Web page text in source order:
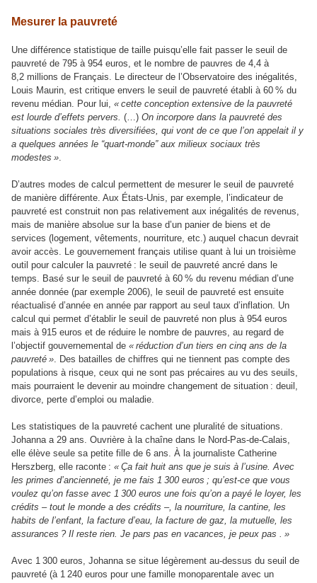
Mesurer la pauvreté
Une différence statistique de taille puisqu’elle fait passer le seuil de
pauvreté de 795 à 954 euros, et le nombre de pauvres de 4,4 à
8,2 millions de Français. Le directeur de l’Observatoire des inégalités,
Louis Maurin, est critique envers le seuil de pauvreté établi à 60 % du
revenu médian. Pour lui, « cette conception extensive de la pauvreté
est lourde d’effets pervers. (…) On incorpore dans la pauvreté des
situations sociales très diversifiées, qui vont de ce que l’on appelait il y
a quelques années le “quart-monde” aux milieux sociaux très
modestes ».
D’autres modes de calcul permettent de mesurer le seuil de pauvreté
de manière différente. Aux États-Unis, par exemple, l’indicateur de
pauvreté est construit non pas relativement aux inégalités de revenus,
mais de manière absolue sur la base d’un panier de biens et de
services (logement, vêtements, nourriture, etc.) auquel chacun devrait
avoir accès. Le gouvernement français utilise quant à lui un troisième
outil pour calculer la pauvreté : le seuil de pauvreté ancré dans le
temps. Basé sur le seuil de pauvreté à 60 % du revenu médian d’une
année donnée (par exemple 2006), le seuil de pauvreté est ensuite
réactualisé d’année en année par rapport au seul taux d’inflation. Un
calcul qui permet d’établir le seuil de pauvreté non plus à 954 euros
mais à 915 euros et de réduire le nombre de pauvres, au regard de
l’objectif gouvernemental de « réduction d’un tiers en cinq ans de la
pauvreté ». Des batailles de chiffres qui ne tiennent pas compte des
populations à risque, ceux qui ne sont pas précaires au vu des seuils,
mais pourraient le devenir au moindre changement de situation : deuil,
divorce, perte d’emploi ou maladie.
Les statistiques de la pauvreté cachent une pluralité de situations.
Johanna a 29 ans. Ouvrière à la chaîne dans le Nord-Pas-de-Calais,
elle élève seule sa petite fille de 6 ans. À la journaliste Catherine
Herszberg, elle raconte : « Ça fait huit ans que je suis à l’usine. Avec
les primes d’ancienneté, je me fais 1 300 euros ; qu’est-ce que vous
voulez qu’on fasse avec 1 300 euros une fois qu’on a payé le loyer, les
crédits – tout le monde a des crédits –, la nourriture, la cantine, les
habits de l’enfant, la facture d’eau, la facture de gaz, la mutuelle, les
assurances ? Il reste rien. Je pars pas en vacances, je peux pas . »
Avec 1 300 euros, Johanna se situe légèrement au-dessus du seuil de
pauvreté (à 1 240 euros pour une famille monoparentale avec un